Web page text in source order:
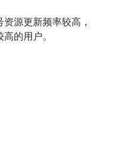
源更新频率较高，
的用户。